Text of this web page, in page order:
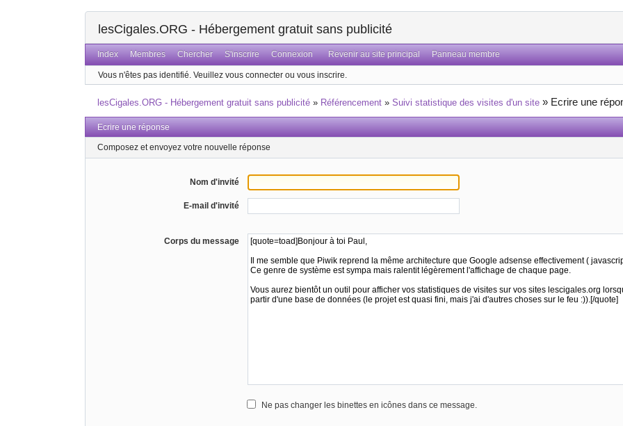
lesCigales.ORG - Hébergement gratuit sans publicité
Index Membres Chercher S'inscrire Connexion Revenir au site principal Panneau membre
Vous n'êtes pas identifié. Veuillez vous connecter ou vous inscrire.
lesCigales.ORG - Hébergement gratuit sans publicité » Référencement »Suivi statistique des visites d'un site » Ecrire une
Ecrire une réponse
Composez et envoyez votre nouvelle réponse
Nom d'invité
E-mail d'invité
Corps du message
Ne pas changer les binettes en icônes dans ce message.